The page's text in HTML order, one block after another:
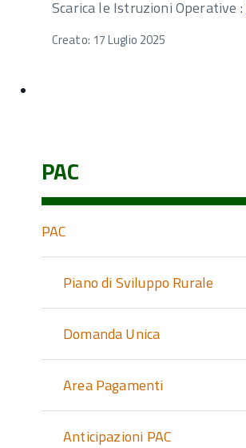
Scarica le Istruzioni Operative :
Creato: 17 Luglio 2025
PAC
PAC
Piano di Sviluppo Rurale
Domanda Unica
Area Pagamenti
Anticipazioni PAC